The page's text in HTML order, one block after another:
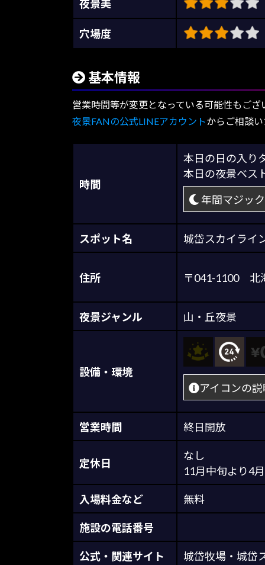
夜景美
穴場度
基本情報
営業時間等が変更となっている可能性もござ
夜景FANの公式LINEアカウントからご相談
時間
本日の日の入
本日の夜景ベ
年間マジッ
スポット名 城岱スカイライ
住所 〒041-1100
夜景ジャンル 山・丘夜景
設備・環境
アイコンの
営業時間 終日開放
定休日
なし
11月中旬より4
入場料金など 無料
施設の電話番号
公式・関連サイト 城岱牧場・城岱